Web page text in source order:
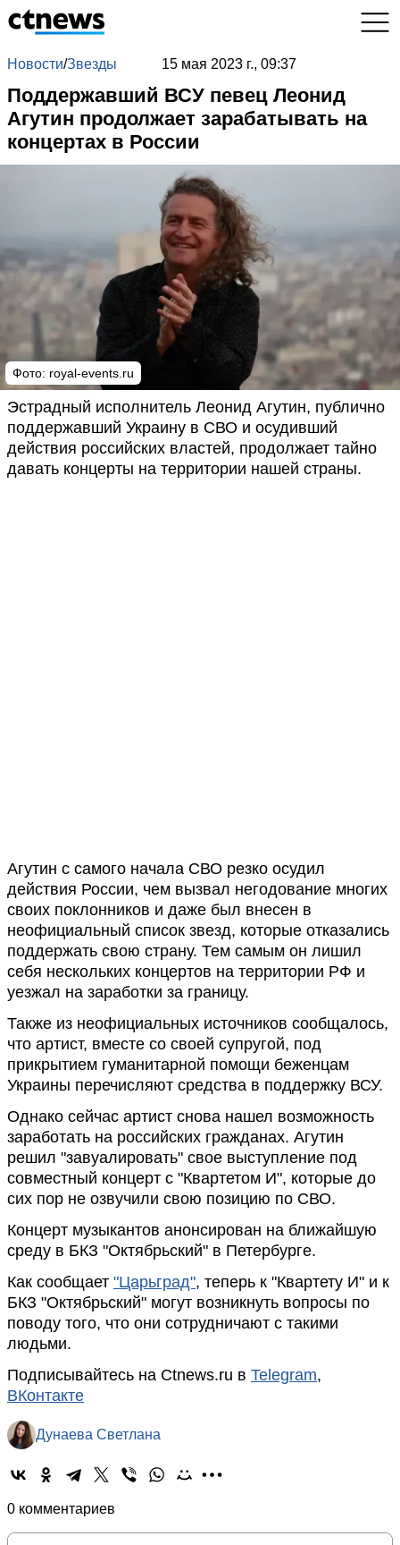
Новости/Звезды 15 мая 2023 г., 09:37
Поддержавший ВСУ певец Леонид
Агутин продолжает зарабатывать на
концертах в России
Фото: royal-events.ru
Эстрадный исполнитель Леонид Агутин, публично
поддержавший Украину в СВО и осудивший
действия российских властей, продолжает тайно
давать концерты на территории нашей страны.
Агутин с самого начала СВО резко осудил
действия России, чем вызвал негодование многих
своих поклонников и даже был внесен в
неофициальный список звезд, которые отказались
поддержать свою страну. Тем самым он лишил
себя нескольких концертов на территории РФ и
уезжал на заработки за границу.
Также из неофициальных источников сообщалось,
что артист, вместе со своей супругой, под
прикрытием гуманитарной помощи беженцам
Украины перечисляют средства в поддержку ВСУ.
Однако сейчас артист снова нашел возможность
заработать на российских гражданах. Агутин
решил "завуалировать" свое выступление под
совместный концерт с "Квартетом И", которые до
сих пор не озвучили свою позицию по СВО.
Концерт музыкантов анонсирован на ближайшую
среду в БКЗ "Октябрьский" в Петербурге.
Как сообщает "Царьград", теперь к "Квартету И" и к
БКЗ "Октябрьский" могут возникнуть вопросы по
поводу того, что они сотрудничают с такими
людьми.
Подписывайтесь на Ctnews.ru в Telegram,
ВКонтакте
Дунаева Светлана
0 комментариев